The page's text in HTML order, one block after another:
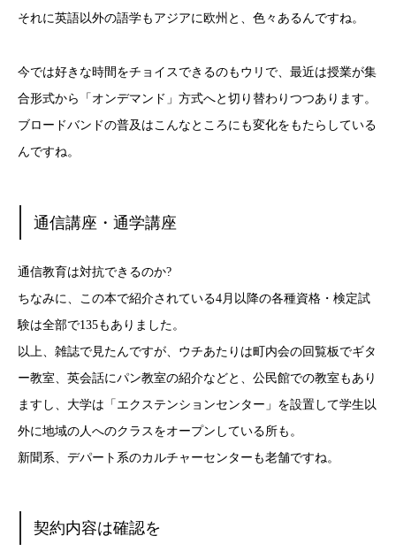
それに英語以外の語学もアジアに欧州と、色々あるんですね。
今では好きな時間をチョイスできるのもウリで、最近は授業が集
合形式から「オンデマンド」方式へと切り替わりつつあります。
ブロードバンドの普及はこんなところにも変化をもたらしている
んですね。
通信講座・通学講座
通信教育は対抗できるのか?
ちなみに、この本で紹介されている4月以降の各種資格・検定試
験は全部で135もありました。
以上、雑誌で見たんですが、ウチあたりは町内会の回覧板でギタ
ー教室、英会話にパン教室の紹介などと、公民館での教室もあり
ますし、大学は「エクステンションセンター」を設置して学生以
外に地域の人へのクラスをオープンしている所も。
新聞系、デパート系のカルチャーセンターも老舗ですね。
契約内容は確認を